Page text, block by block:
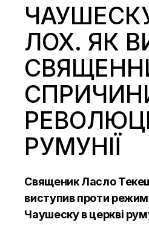
ЛОХ. ЯК
РУМУНІЇ
Священик Ласло
виступив проти
Чаушеску в церкві